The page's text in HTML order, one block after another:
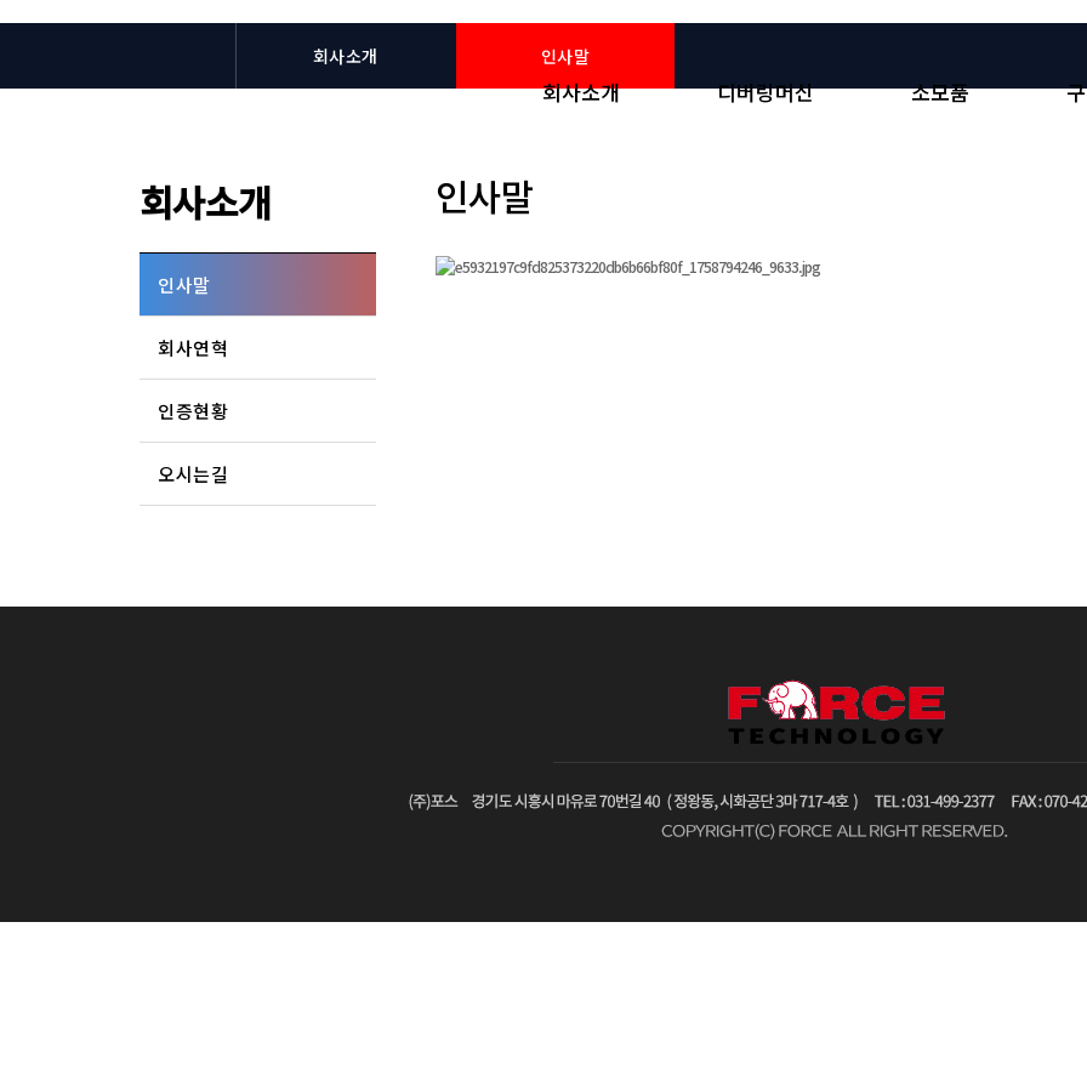
회사소개 디버링머신 소모품
회사소개 인사말
회사소개
인사말
회사연혁
인증현황
오시는길
인사말